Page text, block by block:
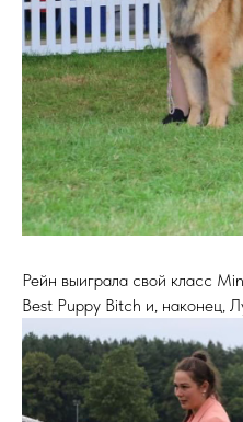
Рейн выиграла свой класс
Best Puppy Bitch и, наконец,